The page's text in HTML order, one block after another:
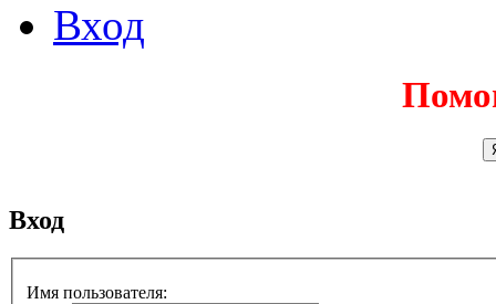
Вход
Вход
Имя пользователя: